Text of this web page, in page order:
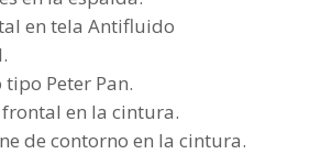
en tela Antifluido
tipo Peter Pan.
en la cintura.
de contorno en la cintura.